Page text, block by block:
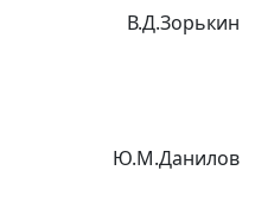
В.Д.Зорькин
Ю.М.Данилов